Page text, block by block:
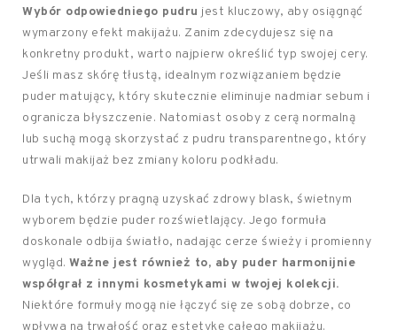
Wybór odpowiedniego pudru jest kluczowy, aby osiągnąć
wymarzony efekt makijażu. Zanim zdecydujesz się na
konkretny produkt, warto najpierw określić typ swojej cery.
Jeśli masz skórę tłustą, idealnym rozwiązaniem będzie
puder matujący, który skutecznie eliminuje nadmiar sebum i
ogranicza błyszczenie. Natomiast osoby z cerą normalną
lub suchą mogą skorzystać z pudru transparentnego, który
utrwali makijaż bez zmiany koloru podkładu.
Dla tych, którzy pragną uzyskać zdrowy blask, świetnym
wyborem będzie puder rozświetlający. Jego formuła
doskonale odbija światło, nadając cerze świeży i promienny
wygląd. Ważne jest również to, aby puder harmonijnie
współgrał z innymi kosmetykami w twojej kolekcji.
Niektóre formuły mogą nie łączyć się ze sobą dobrze, co
wpływa na trwałość oraz estetykę całego makijażu.